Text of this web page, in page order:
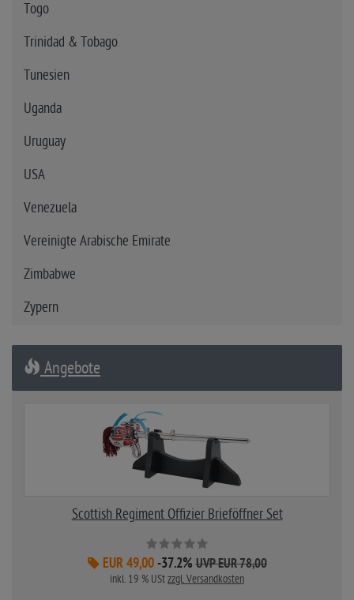
Togo
Trinidad & Tobago
Tunesien
Uganda
Uruguay
USA
Venezuela
Vereinigte Arabische Emirate
Zimbabwe
Zypern
Angebote
Scottish Regiment Offizier Brieföffner Set
EUR 49,00 -37.2% UVP EUR 78,00
inkl. 19 % UStzzgl. Versandkosten